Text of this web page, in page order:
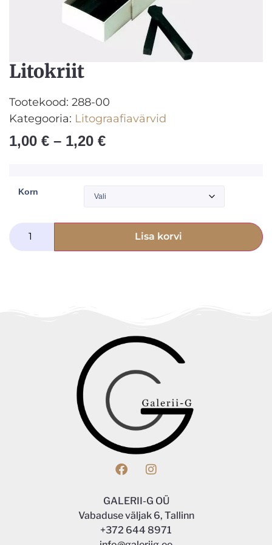
Litokriit
Tootekood: 288-00
Kategooria: Litograafiavärvid
1,00 € – 1,20 €
Korn
Lisa korvi
GALERII-G OÜ
Vabaduse väljak 6, Tallinn
+372 644 8971